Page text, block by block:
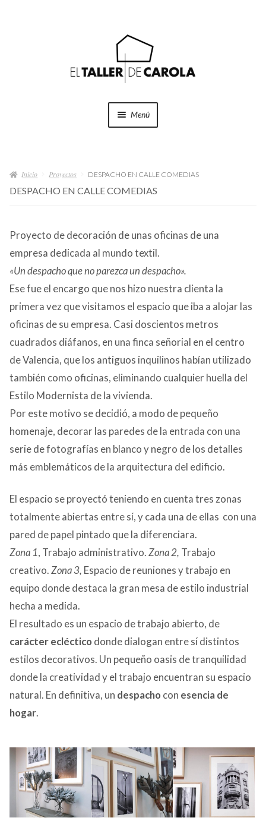
Menú
PROYECTOS
QUIÉNES SOMOS
CONTACTO
Inicio Proyectos DESPACHO EN CALLE COMEDIAS
DESPACHO EN CALLE COMEDIAS
Proyecto de decoración de unas oficinas de una
empresa dedicada al mundo textil.
«Un despacho que no parezca un despacho».
Ese fue el encargo que nos hizo nuestra clienta la
primera vez que visitamos el espacio que iba a alojar las
oficinas de su empresa. Casi doscientos metros
cuadrados diáfanos, en una finca señorial en el centro
de Valencia, que los antiguos inquilinos habían utilizado
también como oficinas, eliminando cualquier huella del
Estilo Modernista de la vivienda.
Por este motivo se decidió, a modo de pequeño
homenaje, decorar las paredes de la entrada con una
serie de fotografías en blanco y negro de los detalles
más emblemáticos de la arquitectura del edificio.
El espacio se proyectó teniendo en cuenta tres zonas
totalmente abiertas entre sí, y cada una de ellas con una
pared de papel pintado que la diferenciara.
Zona 1, Trabajo administrativo.Zona 2, Trabajo
creativo.Zona 3, Espacio de reuniones y trabajo en
equipo donde destaca la gran mesa de estilo industrial
hecha a medida.
El resultado es un espacio de trabajo abierto, de
carácter ecléctico donde dialogan entre sí distintos
estilos decorativos. Un pequeño oasis de tranquilidad
donde la creatividad y el trabajo encuentran su espacio
natural. En definitiva, un despacho con esencia de
hogar.